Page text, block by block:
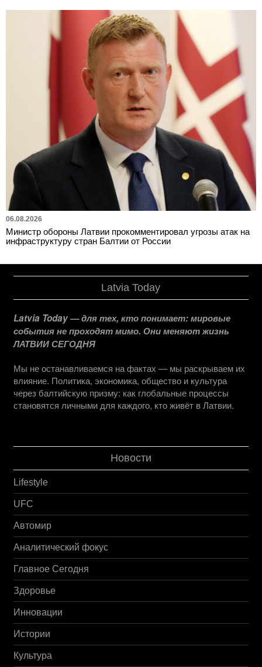
06.08.2026
Министр обороны Латвии прокомментировал угрозы атак на
инфраструктуру стран Балтии от России
Latvia Today
Latvia Today — для тех, кто понимает: мировые
события не проходят мимо. Они меняют жизнь
ЛАТВИИ СЕГОДНЯ
Мы не останавливаемся на фактах — мы раскрываем их
влияние. Политика, экономика, общество и культура
через балтийскую призму: как глобальные процессы
становятся личными для каждого, кто живёт в Латвии.
Новости
Lifestyle
UFC
Автомир
Аналитический фокус
Главное Сегодня
Здоровье
Инновации
Истории
Культура